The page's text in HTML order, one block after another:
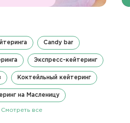
Candy bar
Экспресс-кейтеринг
Коктейльный кейтеринг
на Масленицу
Смотреть все